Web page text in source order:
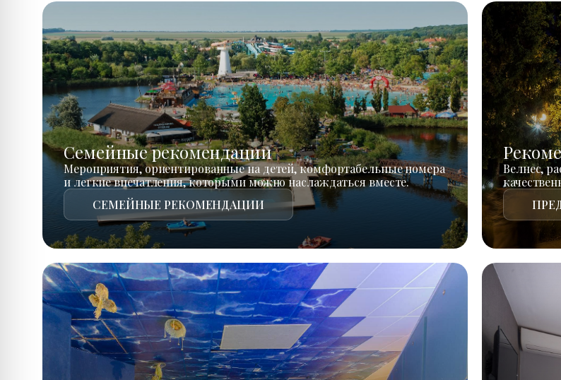
Семейные рекомендации
Мероприятия, ориентированные на детей, комфортабельные номера
и легкие впечатления, которыми можно наслаждаться вместе.
СЕМЕЙНЫЕ РЕКОМЕНДАЦИИ
Велнес,